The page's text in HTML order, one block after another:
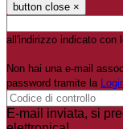
button close ×
all'indirizzo indicato con
Non hai una e-mail
password tramite la
E-mail inviata, si